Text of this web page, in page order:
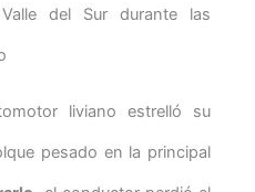
del Sur durante las
liviano estrelló su
pesado en la principal